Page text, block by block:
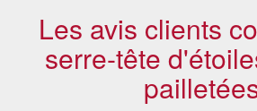
Les avis clients
serre-tête